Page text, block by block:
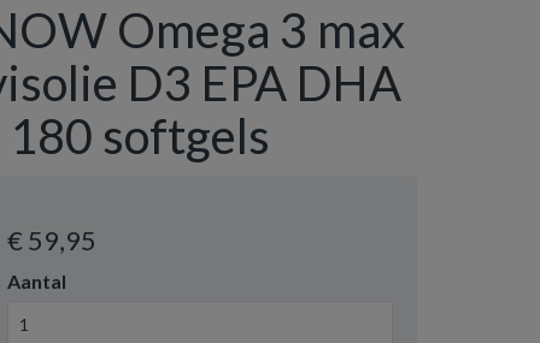
Omega 3 max
D3 EPA DHA
180 softgels
€ 59,95
Aantal